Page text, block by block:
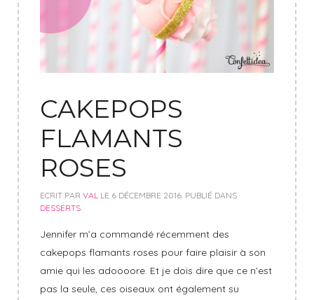
CAKEPOPS
FLAMANTS
ROSES
ECRIT PAR VAL LE 6 DÉCEMBRE 2016. PUBLIÉ DANS
DESSERTS
Jennifer m’a commandé récemment des
cakepops flamants roses pour faire plaisir à son
amie qui les adoooore. Et je dois dire que ce n’est
pas la seule, ces oiseaux ont également su